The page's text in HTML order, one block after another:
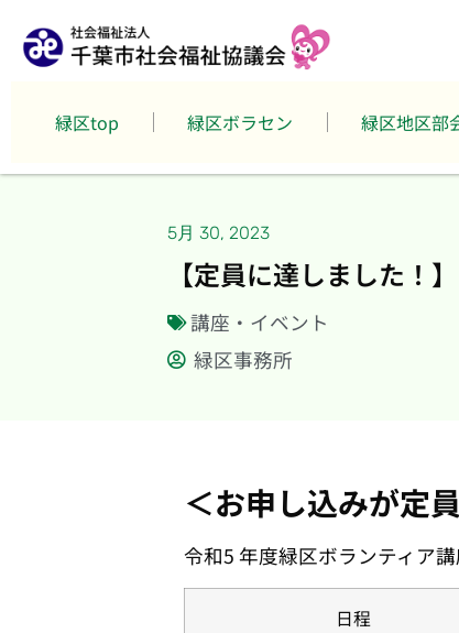
緑区top 緑区ボラセン 緑区地区部
5月 30, 2023
【定員に達しました！
講座・イベント
緑区事務所
＜お申し込みが定
令和5 年度緑区ボランティア
日程